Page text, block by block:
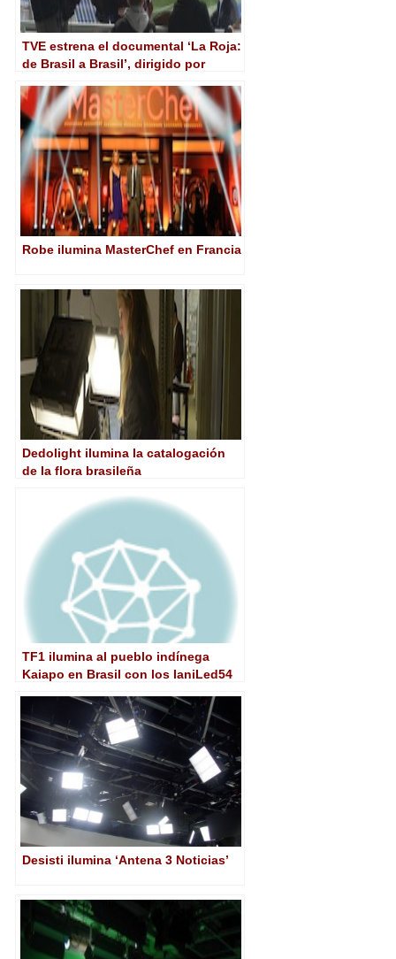
TVE estrena el documental ‘La Roja:
de Brasil a Brasil’, dirigido por
Robe ilumina MasterChef en Francia
Dedolight ilumina la catalogación
de la flora brasileña
TF1 ilumina al pueblo indínega
Kaiapo en Brasil con los IaniLed54
Desisti ilumina ‘Antena 3 Noticias’